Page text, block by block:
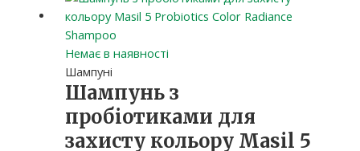
Немає в наявності
Шампуні
Шампунь з
пробіотиками для
захисту кольору Masil 5